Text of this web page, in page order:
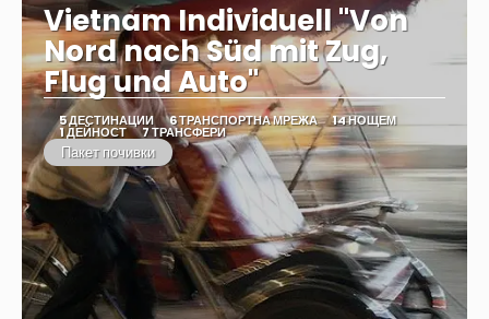
Vietnam Individuell "Von
Nord nach Süd mit Zug,
Flug und Auto"
5 ДЕСТИНАЦИИ 6 ТРАНСПОРТНА МРЕЖА 14 НОЩЕМ
1 ДЕЙНОСТ 7 ТРАНСФЕРИ
Пакет почивки